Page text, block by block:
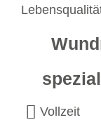
Vollzeit